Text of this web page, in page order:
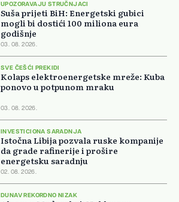
UPOZORAVAJU STRUČNJACI
Suša prijeti BiH: Energetski gubici
mogli bi dostići 100 miliona eura
godišnje
03. 08. 2026.
SVE ČEŠĆI PREKIDI
Kolaps elektroenergetske mreže: Kuba
ponovo u potpunom mraku
03. 08. 2026.
INVESTICIONA SARADNJA
Istočna Libija pozvala ruske kompanije
da grade rafinerije i prošire
energetsku saradnju
02. 08. 2026.
DUNAV REKORDNO NIZAK